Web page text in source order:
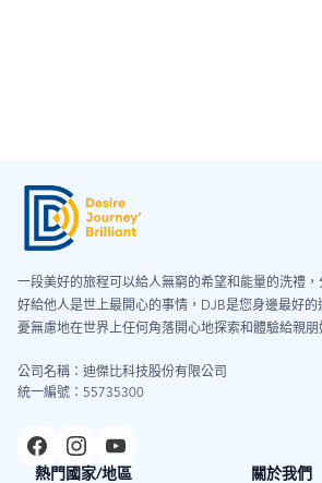
一段美好的旅程可以給人無窮的希望和能量的洗禮
好給他人是世上最開心的事情，DJB是您身邊最好
憂無慮地在世界上任何角落開心地探索和體驗給親朋
公司名稱：迪傑比科技股份有限公司
統一編號：55735300
熱門國家/地區 關於我們